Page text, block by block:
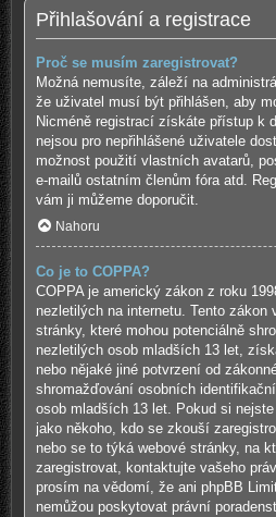
Přihlašování a registrace
Proč se musím zaregistrovat?
Možná nemusíte, záleží na
že uživatel musí být přihlášen, aby
Nicméně registrací získáte přístup k
nejsou pro nepřihlášené uživatele
možnost použití vlastních avatarů,
e-mailů ostatním členům fóra atd.
vám ji můžeme doporučit.
Nahoru
Co je to COPPA?
COPPA je americký zákon z roku
nezletilých na internetu. Tento zákon
stránky, které mohou potenciálně
nezletilých osob mladších 13 let,
nebo nějaké jiné potvrzení od
shromažďování osobních
osob mladších 13 let. Pokud si
jako někoho, kdo se zkouší
nebo se to týká webové stránky, na
zaregistrovat, kontaktujte vašeho
prosím na vědomí, že ani phpBB
nemůžou poskytovat právní